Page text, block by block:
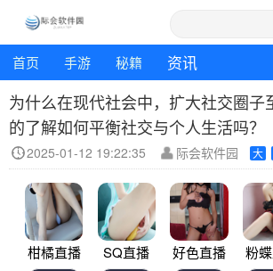
首页 手游 秘籍 资讯
为什么在现代社会中，扩大社交圈子
的了解如何平衡社交与个人生活吗？
2025-01-12 19:22:35 际会软件园 大
柑橘直播 SQ直播 好色直播 粉